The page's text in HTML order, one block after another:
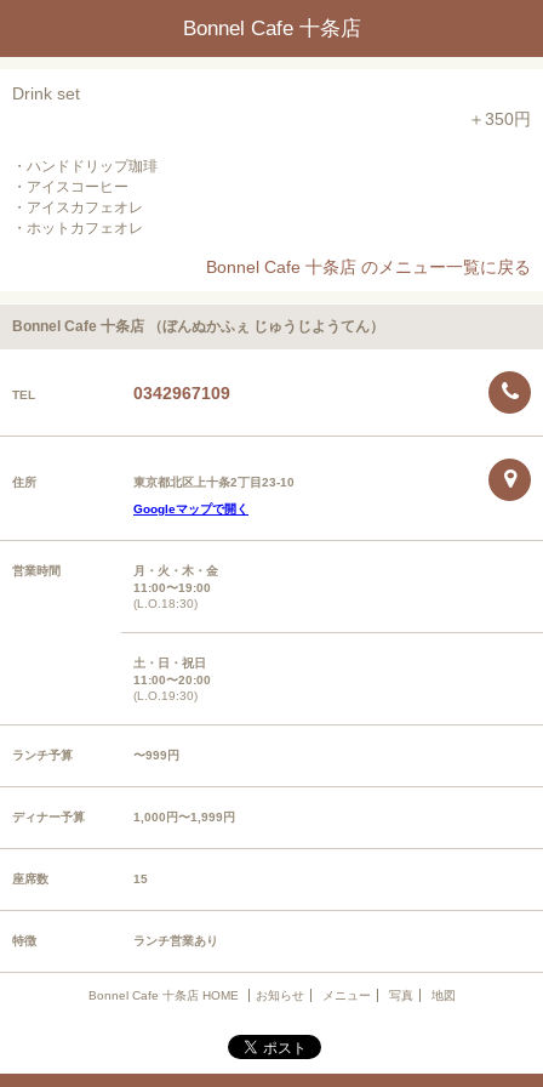
Bonnel Cafe 十条店
Drink set
＋350円
・ハンドドリップ珈琲
・アイスコーヒー
・アイスカフェオレ
・ホットカフェオレ
Bonnel Cafe 十条店 のメニュー一覧に戻る
Bonnel Cafe 十条店 （ぼんぬかふぇ じゅうじようてん）
TEL 0342967109
住所
東京都北区上十条2丁目23-10
Googleマップで開く
営業時間
月・火・木・金
11:00〜19:00
(L.O.18:30)
土・日・祝日
11:00〜20:00
(L.O.19:30)
ランチ予算 〜999円
ディナー予算 1,000円〜1,999円
座席数 15
特徴 ランチ営業あり
Bonnel Cafe 十条店 HOME お知らせ メニュー 写真 地図